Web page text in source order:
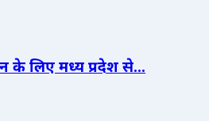
के लिए मध्य प्रदेश से...